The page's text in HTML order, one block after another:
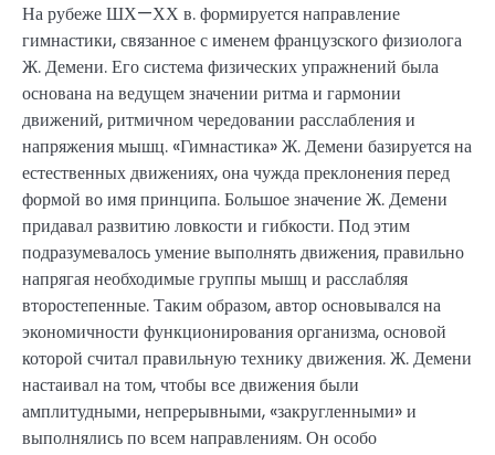
На рубеже ШХ—ХХ в. формируется направление
гимнастики, связанное с именем французского физиолога
Ж. Демени. Его система физических упражнений была
основана на ведущем значении ритма и гармонии
движений, ритмичном чередовании расслабления и
напряжения мышц. «Гимнастика» Ж. Демени базируется на
естественных движениях, она чужда преклонения перед
формой во имя принципа. Большое значение Ж. Демени
придавал развитию ловкости и гибкости. Под этим
подразумевалось умение выполнять движения, правильно
напрягая необходимые группы мышц и расслабляя
второстепенные. Таким образом, автор основывался на
экономичности функционирования организма, основой
которой считал правильную технику движения. Ж. Демени
настаивал на том, чтобы все движения были
амплитудными, непрерывными, «закругленными» и
выполнялись по всем направлениям. Он особо